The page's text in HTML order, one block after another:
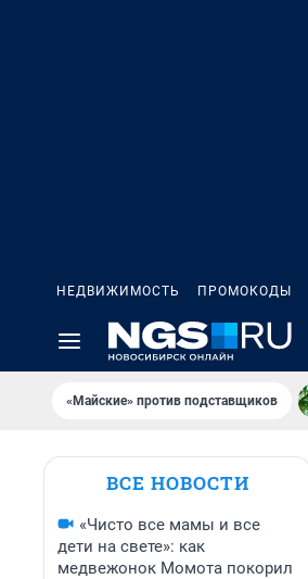
НЕДВИЖИМОСТЬ ПРОМОКОДЫ
«Майские» против подставщиков
ВСЕ НОВОСТИ
«Чисто все мамы и все
дети на свете»: как
медвежонок Момота покорил